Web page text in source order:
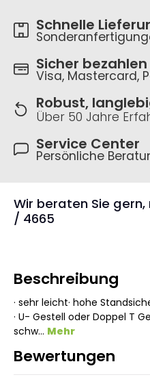
Schnelle
Sicher bezahlen
Visa, Mastercard,
Robust,
Über 50 Jahre
Service Center
Persönliche
Wir beraten Sie
/ 4665
Beschreibung
· sehr leicht· hohe
· U- Gestell oder Doppel T
schw… Mehr
Bewertungen